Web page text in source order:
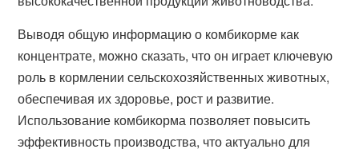
Выводя общую информацию о комбикорме как
концентрате, можно сказать, что он играет ключевую
роль в кормлении сельскохозяйственных животных,
обеспечивая их здоровье, рост и развитие.
Использование комбикорма позволяет повысить
эффективность производства, что актуально для